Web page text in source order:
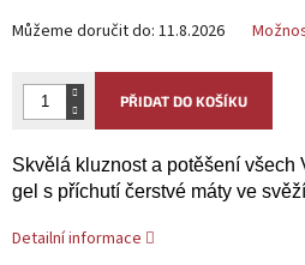
cena:
Můžeme doručit do: 11.8.2026
PŘIDAT DO KOŠÍKU
Skvělá kluznost a potěšení všech
gel s příchutí čerstvé máty ve
Detailní informace